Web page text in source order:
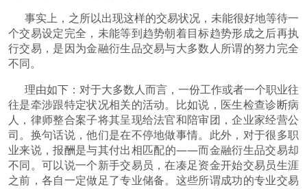
事实上，之所以出现这样的交易状况，未能很好地等待一
个交易设定完全，未能等到趋势朝着目标趋势形成之后再执
行交易，是因为金融衍生品交易与大多数人所谓的努力完全
不同。
理由如下：对于大多数人而言，一份工作或者一个职业往
往是牵涉跟特定状况相关的活动。比如说，医生检查诊断病
人，律师整合案子将其呈现给法官和陪审团，企业家经营公
司。换句话说，他们是在不停地做事情。此外，对于很多职
业来说，报酬是与其付出相匹配的——而金融衍生品交易却
不同。可以说一个新手交易员，在凑足资金开始交易员生涯
之前，各自一定做足了专业储备。这些所谓成功的专业交易